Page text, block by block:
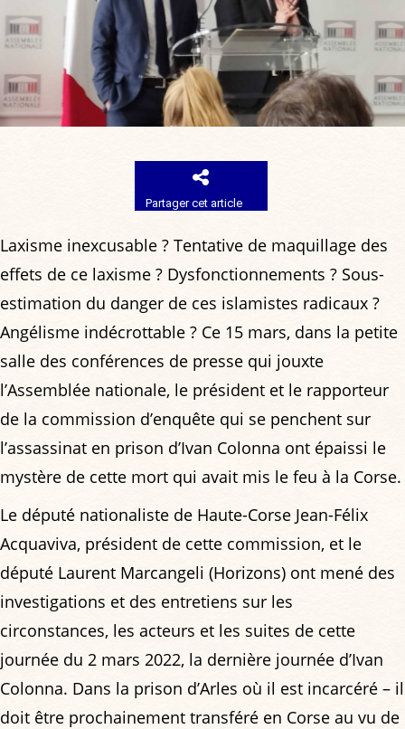
Partager cet article
Laxisme inexcusable ? Tentative de maquillage des
effets de ce laxisme ? Dysfonctionnements ? Sous-
estimation du danger de ces islamistes radicaux ?
Angélisme indécrottable ? Ce 15 mars, dans la petite
salle des conférences de presse qui jouxte
l’Assemblée nationale, le président et le rapporteur
de la commission d’enquête qui se penchent sur
l’assassinat en prison d’Ivan Colonna ont épaissi le
mystère de cette mort qui avait mis le feu à la Corse.
Le député nationaliste de Haute-Corse Jean-Félix
Acquaviva, président de cette commission, et le
député Laurent Marcangeli (Horizons) ont mené des
investigations et des entretiens sur les
circonstances, les acteurs et les suites de cette
journée du 2 mars 2022, la dernière journée d’Ivan
Colonna. Dans la prison d’Arles où il est incarcéré – il
doit être prochainement transféré en Corse au vu de